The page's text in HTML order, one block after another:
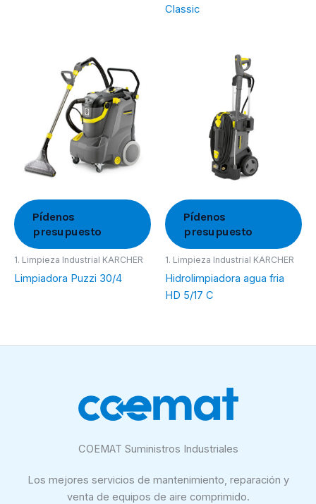
Classic
Pídenos
presupuesto
1. Limpieza Industrial KARCHER
Limpiadora Puzzi 30/4
Pídenos
presupuesto
1. Limpieza Industrial KARCHER
Hidrolimpiadora agua fria
HD 5/17 C
COEMAT Suministros Industriales
Los mejores servicios de mantenimiento, reparación y
venta de equipos de aire comprimido.